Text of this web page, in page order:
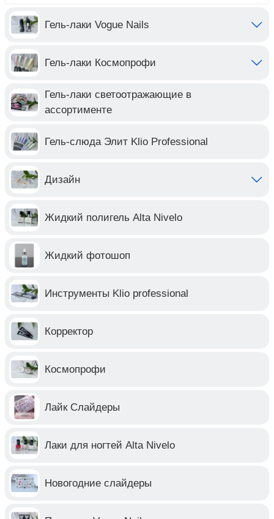
Гель-лаки Vogue Nails
Гель-лаки Космопрофи
Гель-лаки светоотражающие в
ассортименте
Гель-слюда Элит Klio Professional
Дизайн
Жидкий полигель Alta Nivelo
Жидкий фотошоп
Инструменты Klio professional
Корректор
Космопрофи
Лайк Слайдеры
Лаки для ногтей Alta Nivelo
Новогодние слайдеры